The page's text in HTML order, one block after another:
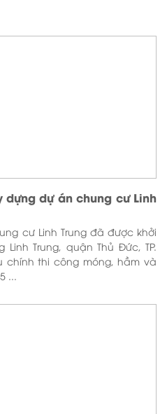
dựng dự án chung cư Linh
cư Linh Trung đã được khởi
Trung, quận Thủ Đức, TP.
chính thi công móng, hầm và
...